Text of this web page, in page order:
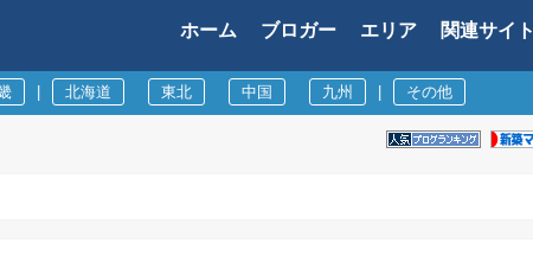
ホーム ブロガー エリア 関連サイト
北海道 東北 中国 九州 その他